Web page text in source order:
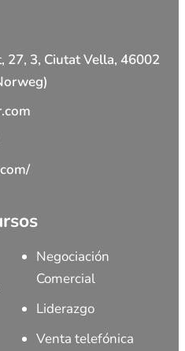
27, 3, Ciutat Vella, 46002
Negociación
Comercial
Liderazgo
Venta telefónica